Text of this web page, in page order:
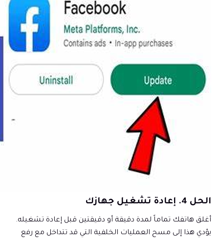
الحل 4. إعادة تشغيل جهازك
أغلق هاتفك تماماً لمدة دقيقة أو دقيقتين قبل إعادة تشغيله.
يؤدي هذا إلى مسح العمليات الخلفية التي قد تتداخل مع رفع